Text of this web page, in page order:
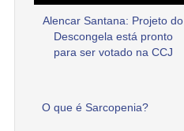
Alencar Santana: Projeto do
Descongela está pronto
para ser votado na CCJ
O que é Sarcopenia?